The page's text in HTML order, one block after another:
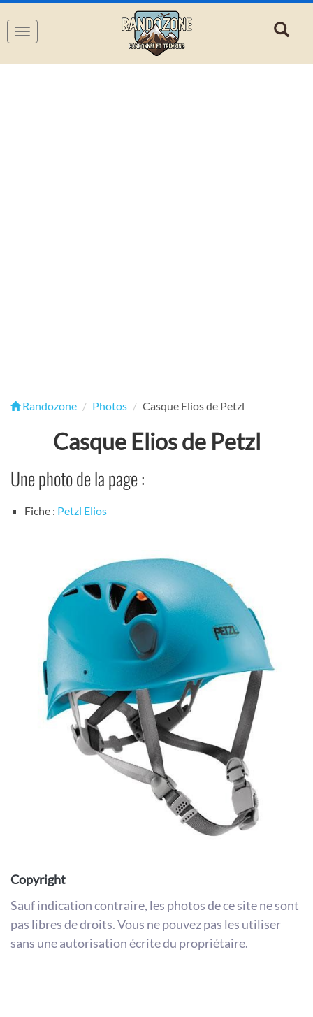
Navigation
Randozone Photos Casque Elios de Petzl
Casque Elios de Petzl
Une photo de la page :
Fiche : Petzl Elios
Copyright
Sauf indication contraire, les photos de ce site ne sont
pas libres de droits. Vous ne pouvez pas les utiliser
sans une autorisation écrite du propriétaire.